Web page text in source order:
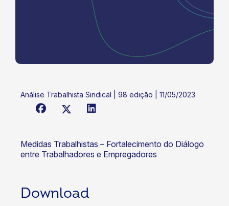
Análise Trabalhista Sindical | 98 edição | 11/05/2023
Medidas Trabalhistas – Fortalecimento do Diálogo
entre Trabalhadores e Empregadores
Download